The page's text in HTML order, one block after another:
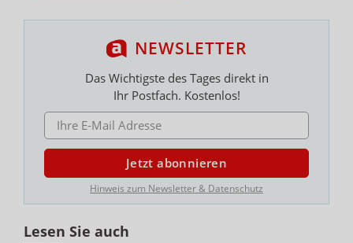
NEWSLETTER
Das Wichtigste des Tages direkt in
Ihr Postfach. Kostenlos!
E-MAIL ADRESSE
Jetzt abonnieren
Hinweis zum Newsletter & Datenschutz
Lesen Sie auch